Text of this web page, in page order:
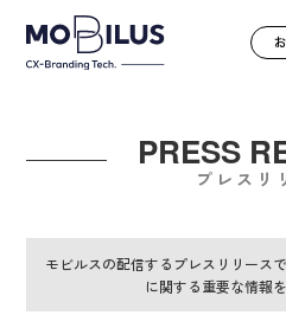
モビルスとは
導入事例
ユースケース
PRESS
プレスリ
モビルスの配信するプレスリリース
に関する重要な情報